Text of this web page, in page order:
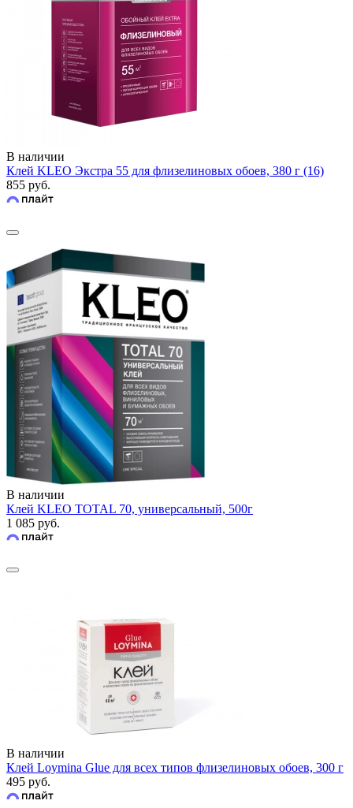
В наличии
Клей KLEO Экстра 55 для флизелиновых обоев, 380 г (16)
855 руб.
В наличии
Клей KLEO TOTAL 70, универсальный, 500г
1 085 руб.
В наличии
Клей Loymina Glue для всех типов флизелиновых обоев, 300 г
495 руб.